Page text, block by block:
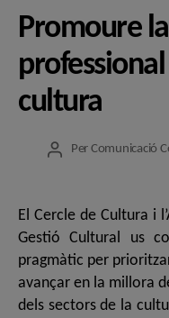
Promoure
cultura
Autor
Per Comunicació
El Cercle de Cultura i
Gestió Cultural us
pragmàtic per
avançar en la millora
dels sectors de la